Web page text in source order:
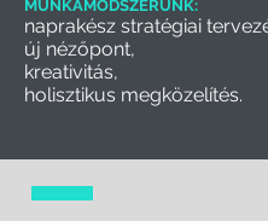
MUNKAMÓDSZERÜNK:
naprakész stratégiai
új nézőpont,
kreativitás,
holisztikus megközelítés.